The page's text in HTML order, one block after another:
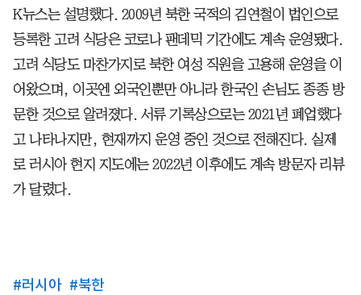
K뉴스는 설명했다. 2009년 북한 국적의 김연철이 법인으로
등록한 고려 식당은 코로나 팬데믹 기간에도 계속 운영됐다.
고려 식당도 마찬가지로 북한 여성 직원을 고용해 운영을 이
어왔으며, 이곳엔 외국인뿐만 아니라 한국인 손님도 종종 방
문한 것으로 알려졌다. 서류 기록상으로는 2021년 폐업했다
고 나타나지만, 현재까지 운영 중인 것으로 전해진다. 실제
로 러시아 현지 지도에는 2022년 이후에도 계속 방문자 리뷰
가 달렸다.
#러시아 #북한